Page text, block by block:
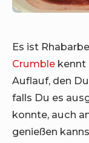
Es ist
Crumble kennt
Auflauf, den
falls Du es
konnte, auch
genießen